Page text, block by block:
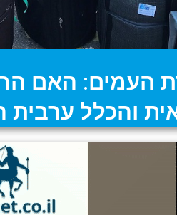
העמים: האם
והכלל ערבית